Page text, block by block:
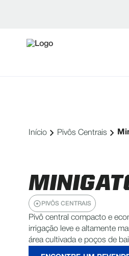
Início Pivôs Centrais
PIVÔS CENTRAIS
Pivô central compacto e
irrigação leve e altamente
área cultivada e poços de